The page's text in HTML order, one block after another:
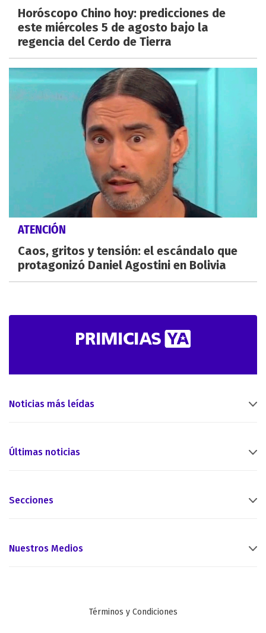
Horóscopo Chino hoy: predicciones de
este miércoles 5 de agosto bajo la
regencia del Cerdo de Tierra
ATENCIÓN
Caos, gritos y tensión: el escándalo que
protagonizó Daniel Agostini en Bolivia
Noticias más leídas
Últimas noticias
Secciones
Nuestros Medios
Términos y Condiciones